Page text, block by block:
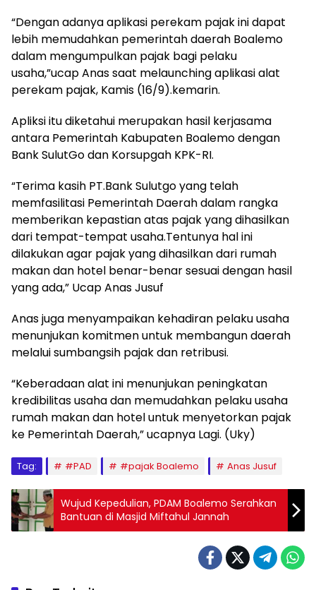
“Dengan adanya aplikasi perekam pajak ini dapat
lebih memudahkan pemerintah daerah Boalemo
dalam mengumpulkan pajak bagi pelaku
usaha,”ucap Anas saat melaunching aplikasi alat
perekam pajak, Kamis (16/9).kemarin.
Apliksi itu diketahui merupakan hasil kerjasama
antara Pemerintah Kabupaten Boalemo dengan
Bank SulutGo dan Korsupgah KPK-RI.
“Terima kasih PT.Bank Sulutgo yang telah
memfasilitasi Pemerintah Daerah dalam rangka
memberikan kepastian atas pajak yang dihasilkan
dari tempat-tempat usaha.Tentunya hal ini
dilakukan agar pajak yang dihasilkan dari rumah
makan dan hotel benar-benar sesuai dengan hasil
yang ada,” Ucap Anas Jusuf
Anas juga menyampaikan kehadiran pelaku usaha
menunjukan komitmen untuk membangun daerah
melalui sumbangsih pajak dan retribusi.
“Keberadaan alat ini menunjukan peningkatan
kredibilitas usaha dan memudahkan pelaku usaha
rumah makan dan hotel untuk menyetorkan pajak
ke Pemerintah Daerah,” ucapnya Lagi. (Uky)
Tag: #PAD #pajak Boalemo Anas Jusuf
Wujud Kepedulian, PDAM Boalemo Serahkan
Bantuan di Masjid Miftahul Jannah